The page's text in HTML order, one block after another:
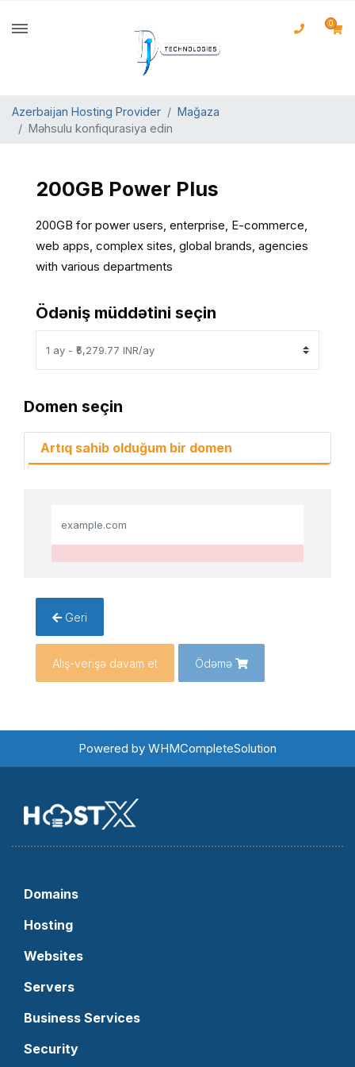
0
Azerbaijan Hosting Provider
Mağaza
Məhsulu konfiqurasiya edin
200GB Power Plus
200GB for power users, enterprise, E-commerce,
web apps, complex sites, global brands, agencies
with various departments
Ödəniş müddətini seçin
Domen seçin
Artıq sahib olduğum bir domen
Geri
Alış-verişə davam et Ödəmə
Powered by WHMCompleteSolution
Domains
Hosting
Websites
Servers
Business Services
Security